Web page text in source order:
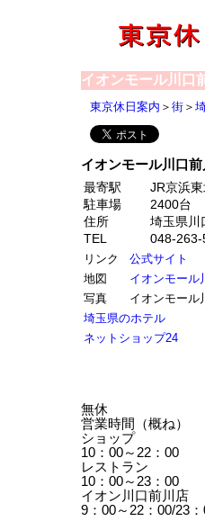
イオンモール川口
東京休日案内 ＞ 街 ＞
イオンモール川口前
最寄駅
JR京浜
駐車場
2400台
住所
埼玉県川
TEL
048-
リンク
公式サイト
地図
イオンモール
写真
イオンモール
埼玉県のホテル
ネットショップ24
無休
営業時間（概ね）
ショップ
10：00～22：00
レストラン
10：00～23：00
イオン川口前川店
9：00～22：00/23